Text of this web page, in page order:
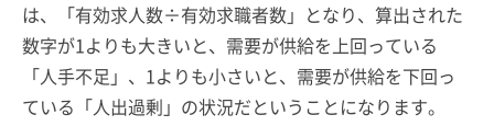
は、「有効求人数÷有効求職者数」となり、算出された
数字が1よりも大きいと、需要が供給を上回っている
「人手不足」、1よりも小さいと、需要が供給を下回っ
ている「人出過剰」の状況だということになります。